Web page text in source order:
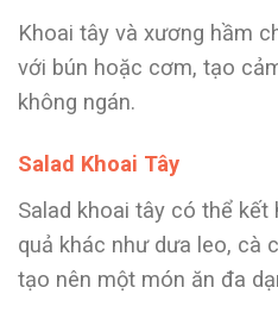
Khoai tây và xương hầm
với bún hoặc cơm, tạo
không ngán.
Salad Khoai Tây
Salad khoai tây có thể kết
quả khác như dưa leo, cà
tạo nên một món ăn đa